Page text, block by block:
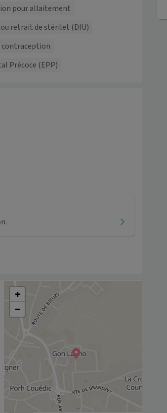
pour allaitement
ou retrait de stérilet (DIU)
Précoce (EPP)
+
−